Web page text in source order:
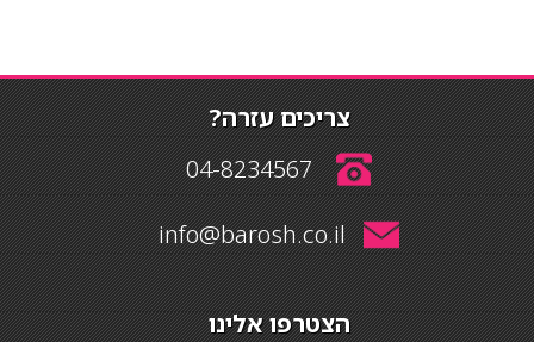
צריכים עזרה?
04-8234567
info@barosh.co.il
הצטרפו אלינו